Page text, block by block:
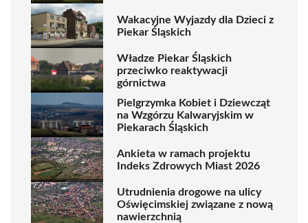
Wakacyjne Wyjazdy dla Dzieci z
Piekar Śląskich
Władze Piekar Śląskich
przeciwko reaktywacji
górnictwa
Pielgrzymka Kobiet i Dziewcząt
na Wzgórzu Kalwaryjskim w
Piekarach Śląskich
Ankieta w ramach projektu
Indeks Zdrowych Miast 2026
Utrudnienia drogowe na ulicy
Oświęcimskiej związane z nową
nawierzchnią